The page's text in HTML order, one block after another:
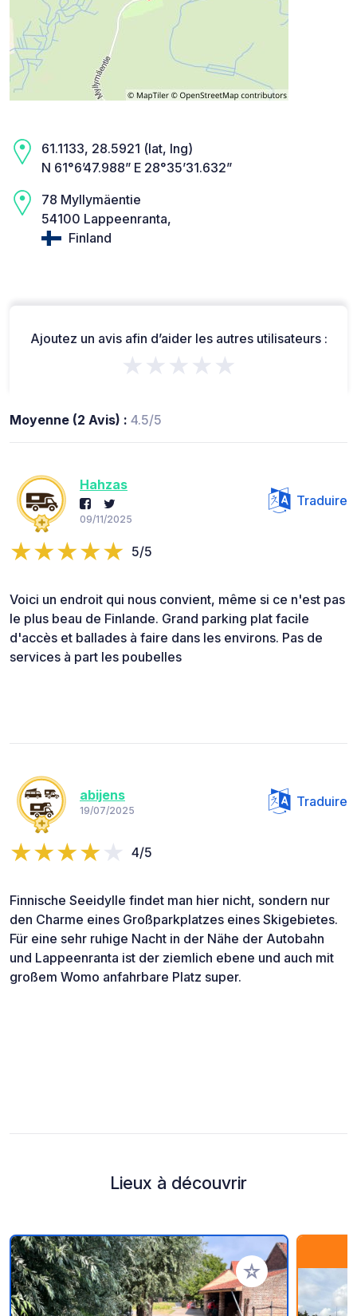
61.1133, 28.5921 (lat, lng)
N 61°6’47.988” E 28°35’31.632”
78 Myllymäentie
54100 Lappeenranta,
Finland
Ajoutez un avis afin d’aider les autres utilisateurs :
★★★★★
Moyenne (2 Avis) : 4.5/5
Hahzas
09/11/2025
Traduire
5/5
Voici un endroit qui nous convient, même si ce n'est pas
le plus beau de Finlande. Grand parking plat facile
d'accès et ballades à faire dans les environs. Pas de
services à part les poubelles
abijens
19/07/2025
Traduire
4/5
Finnische Seeidylle findet man hier nicht, sondern nur
den Charme eines Großparkplatzes eines Skigebietes.
Für eine sehr ruhige Nacht in der Nähe der Autobahn
und Lappeenranta ist der ziemlich ebene und auch mit
großem Womo anfahrbare Platz super.
Lieux à découvrir
Ajouter à vos